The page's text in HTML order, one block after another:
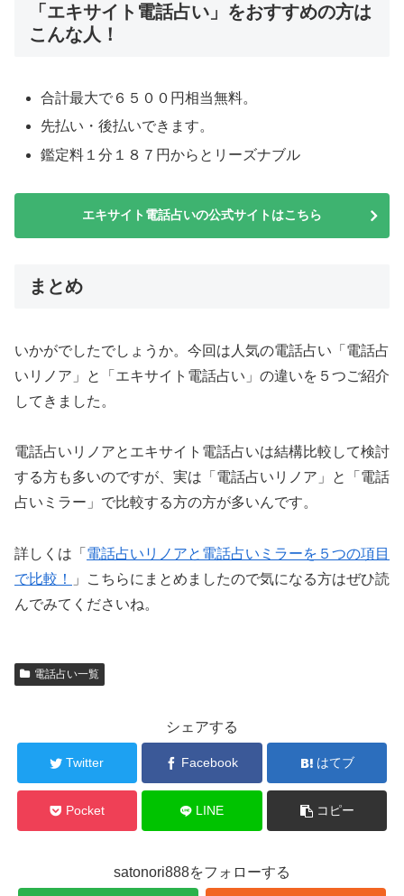
「エキサイト電話占い」をおすすめの方は
こんな人！
合計最大で６５００円相当無料。
先払い・後払いできます。
鑑定料１分１８７円からとリーズナブル
エキサイト電話占いの公式サイトはこちら
まとめ
いかがでしたでしょうか。今回は人気の電話占い「電話占
いリノア」と「エキサイト電話占い」の違いを５つご紹介
してきました。
電話占いリノアとエキサイト電話占いは結構比較して検討
する方も多いのですが、実は「電話占いリノア」と「電話
占いミラー」で比較する方の方が多いんです。
詳しくは「 電話占いリノアと電話占いミラーを５つの項目
で比較！
」こちらにまとめましたので気になる方はぜひ読
んでみてくださいね。
電話占い一覧
シェアする
Twitter Facebook はてブ
Pocket LINE コピー
satonori888をフォローする